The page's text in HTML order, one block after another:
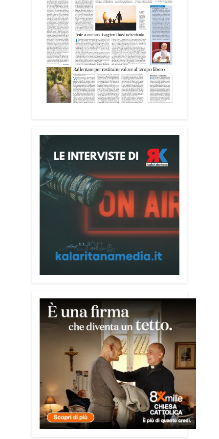
Attenzione alle telefonate
Una pubblicazione di servizio dedicata
alla prevenzione delle truffe ai danni
degli anziani e delle persone più fragili.
Vademecum contro le truffe,
Passi di Speranzae da anni
impegnato nel sostegno alle persone
più vulnerabili. «L’idea di realizzare il
soprattutto le persone più fragili: anziani,
malati e persone socialmente isolate,
che spesso vengono lasciate sole e
senza strumenti per difendersi. La mia
esperienza personale e il contatto
diretto con chi vive situazioni di
vulnerabilità mi hanno spinto a creare
uno strumento semplice, concreto e
facilmente consultabile. L’obiettivo era
accompagnare le persone, non
spaventarle o farle sentire giudicate».